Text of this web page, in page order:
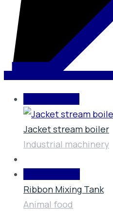
Jacket stream boiler
Industrial machinery
Ribbon Mixing Tank
Animal food